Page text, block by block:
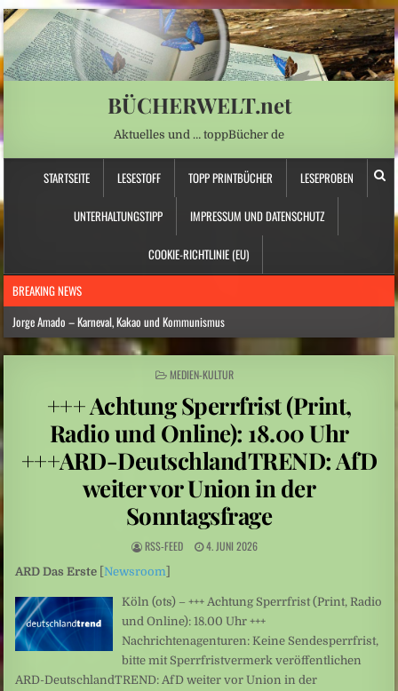
BÜCHERWELT.net
Aktuelles und … toppBücher de
STARTSEITE LESESTOFF TOPP PRINTBÜCHER LESEPROBEN
UNTERHALTUNGSTIPP IMPRESSUM UND DATENSCHUTZ
COOKIE-RICHTLINIE (EU)
BREAKING NEWS
Jorge Amado – Karneval, Kakao und Kommunismus
Anna Schapiro: „Fühlen Sie sich wie zu Hause …“ – Jüdische Spurensuche
Daniela Dröscher – Geldmangel, Gedichte und Freundschaft
Sarah Diehl: „Ins tiefe Blau“ – Unter Wasser beginnt eine andere Welt
Mittelamerika: Vulkanausbruch in Guatemala
POSTED
MEDIEN-KULTUR
+++ Achtung Sperrfrist (Print,
Radio und Online): 18.00 Uhr
+++ARD-DeutschlandTREND: AfD
weiter vor Union in der
Sonntagsfrage
RSS-FEED 4. JUNI 2026
ARD Das Erste [Newsroom]
Köln (ots) – +++ Achtung Sperrfrist (Print, Radio
und Online): 18.00 Uhr +++
Nachrichtenagenturen: Keine Sendesperrfrist,
bitte mit Sperrfristvermerk veröffentlichen
ARD-DeutschlandTREND: AfD weiter vor Union in der